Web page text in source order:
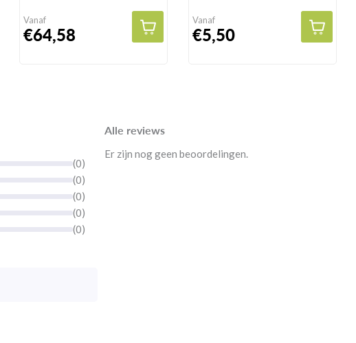
Vanaf
€64,58
Vanaf
€5,50
(0)
(0)
(0)
(0)
(0)
Alle reviews
Er zijn nog geen beoordelingen.